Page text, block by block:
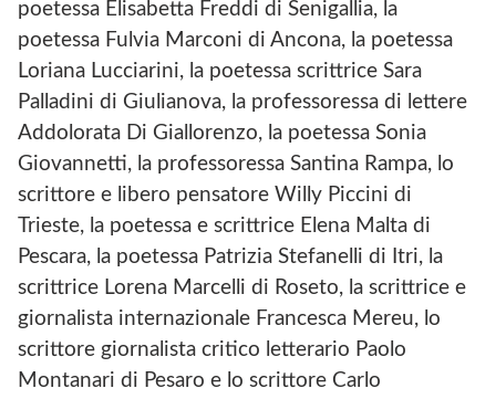
poetessa Elisabetta Freddi di Senigallia, la
poetessa Fulvia Marconi di Ancona, la poetessa
Loriana Lucciarini, la poetessa scrittrice Sara
Palladini di Giulianova, la professoressa di lettere
Addolorata Di Giallorenzo, la poetessa Sonia
Giovannetti, la professoressa Santina Rampa, lo
scrittore e libero pensatore Willy Piccini di
Trieste, la poetessa e scrittrice Elena Malta di
Pescara, la poetessa Patrizia Stefanelli di Itri, la
scrittrice Lorena Marcelli di Roseto, la scrittrice e
giornalista internazionale Francesca Mereu, lo
scrittore giornalista critico letterario Paolo
Montanari di Pesaro e lo scrittore Carlo